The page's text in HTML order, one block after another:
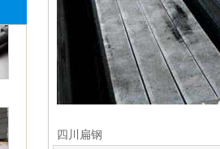
：2019年1-11月全国
7.7%
轨：12月京津冀施
铁行业下游一周动
年钢价仍处于下
四川扁钢